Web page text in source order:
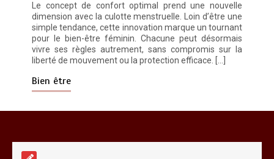
Le concept de confort optimal prend une nouvelle
dimension avec la culotte menstruelle. Loin d’être une
simple tendance, cette innovation marque un tournant
pour le bien-être féminin. Chacune peut désormais
vivre ses règles autrement, sans compromis sur la
liberté de mouvement ou la protection efficace. […]
Bien être
Vitalité au quotidien : découvrez notre